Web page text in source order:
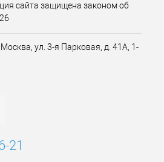
сайта защищена законом об
ул. 3-я Парковая, д. 41А, 1-
21